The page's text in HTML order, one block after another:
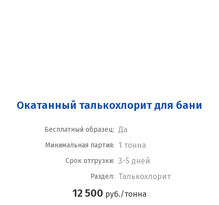
Окатанный талькохлорит для бани
Бесплатный образец: Да
Минимальная партия: 1 тонна
Срок отгрузки: 3-5 дней
Раздел: Талькохлорит
12 500 руб./тонна